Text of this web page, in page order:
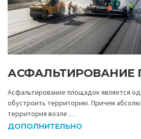
Асфальтирование площадок является
обустроить территорию. Причем
территория возле …
ДОПОЛНИТЕЛЬНО